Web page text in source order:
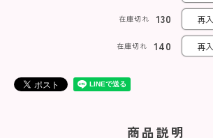
130
在庫切れ 再
140
在庫切れ 再
商品説明